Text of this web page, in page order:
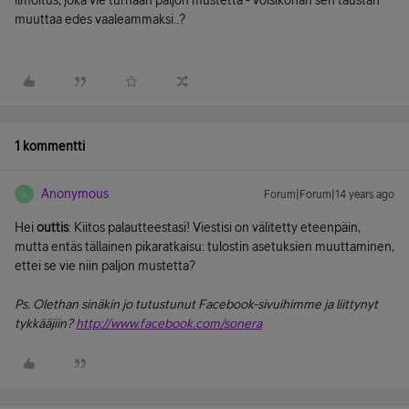
muuttaa edes vaaleammaksi..?
1 kommentti
A Anonymous Forum|Forum|14 years ago
Heiouttis: Kiitos palautteestasi! Viestisi on välitetty eteenpäin,
mutta entäs tällainen pikaratkaisu: tulostin asetuksien muuttaminen,
ettei se vie niin paljon mustetta?
Ps. Olethan sinäkin jo tutustunut Facebook-sivuihimme ja liittynyt
tykkääjiin?http://www.facebook.com/sonera